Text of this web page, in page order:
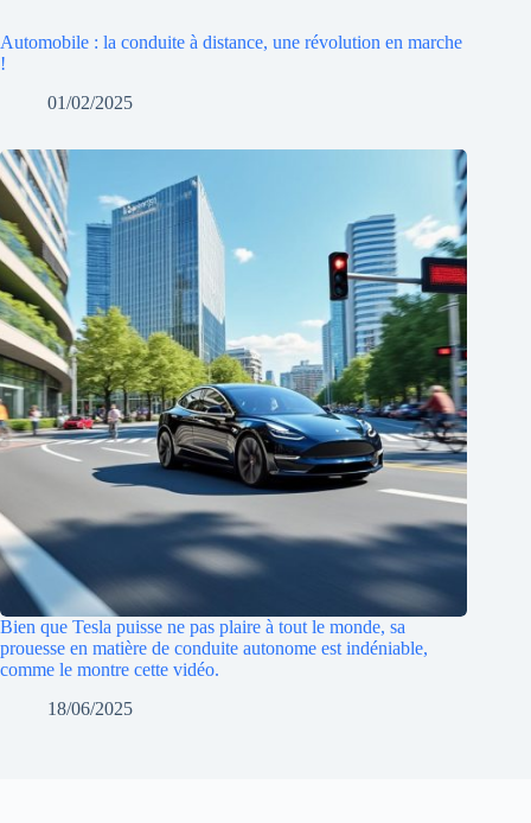
Automobile : la conduite à distance, une révolution en marche
!
01/02/2025
Bien que Tesla puisse ne pas plaire à tout le monde, sa
prouesse en matière de conduite autonome est indéniable,
comme le montre cette vidéo.
18/06/2025